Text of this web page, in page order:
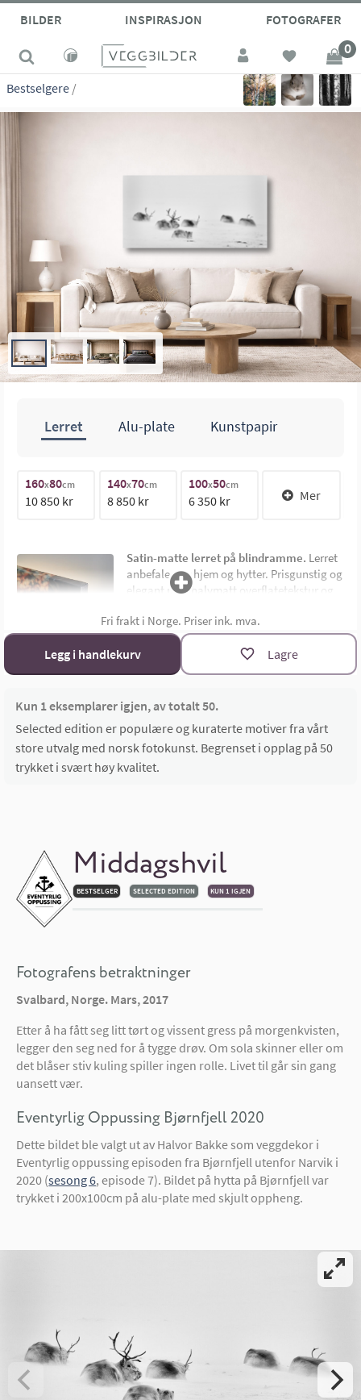
BILDER INSPIRASJON FOTOGRAFER
0
Bestselgere /
Middagshvil
BESTSELGER SELECTED EDITION KUN 1 IGJEN
Lerret Alu-plate Kunstpapir
160x80cm
10 850 kr
140x70cm
8 850 kr
100x50cm
6 350 kr Mer
Satin-matte lerret på blindramme. Lerret
anbefales for hjem og hytter. Prisgunstig og
elegant med halvmatt overflatetekstur og
limtre blindramme. Bildemål oppgis som
bredde x høyde i cm.Materialoversikt
Størrelsekalkulator
Fri frakt i Norge. Priser ink. mva.
Legg i handlekurv Lagre
Kun 1 eksemplarer igjen, av totalt 50.
Selected edition er populære og kuraterte motiver fra vårt
store utvalg med norsk fotokunst. Begrenset i opplag på 50
trykket i svært høy kvalitet.
Fotografens betraktninger
Svalbard, Norge. Mars, 2017
Etter å ha fått seg litt tørt og vissent gress på morgenkvisten,
legger den seg ned for å tygge drøv. Om sola skinner eller om
det blåser stiv kuling spiller ingen rolle. Livet til går sin gang
uansett vær.
Eventyrlig Oppussing Bjørnfjell 2020
Dette bildet ble valgt ut av Halvor Bakke som veggdekor i
Eventyrlig oppussing episoden fra Bjørnfjell utenfor Narvik i
2020 (sesong 6, episode 7). Bildet på hytta på Bjørnfjell var
trykket i 200x100cm på alu-plate med skjult oppheng.